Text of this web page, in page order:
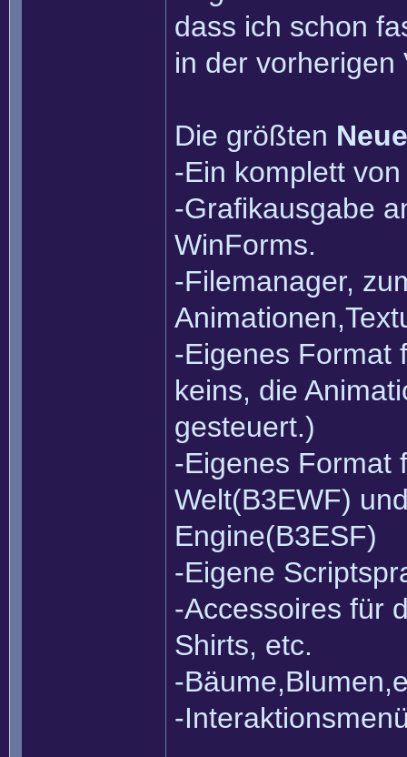
dass ich schon
in der vorherigen
Die größten
-Ein komplett
-Grafikausgabe
WinForms.
-Filemanager,
-Eigenes Format
keins, die
gesteuert.)
-Eigenes Format
Welt(B3EWF)
Engine(B3ESF)
-Eigene
-Accessoires für
Shirts, etc.
-
-